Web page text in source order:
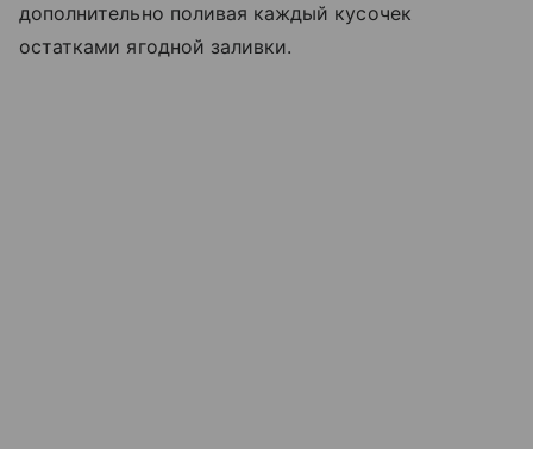
дополнительно поливая каждый кусочек
остатками ягодной заливки.